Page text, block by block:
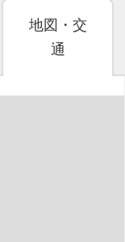
地図・交
通